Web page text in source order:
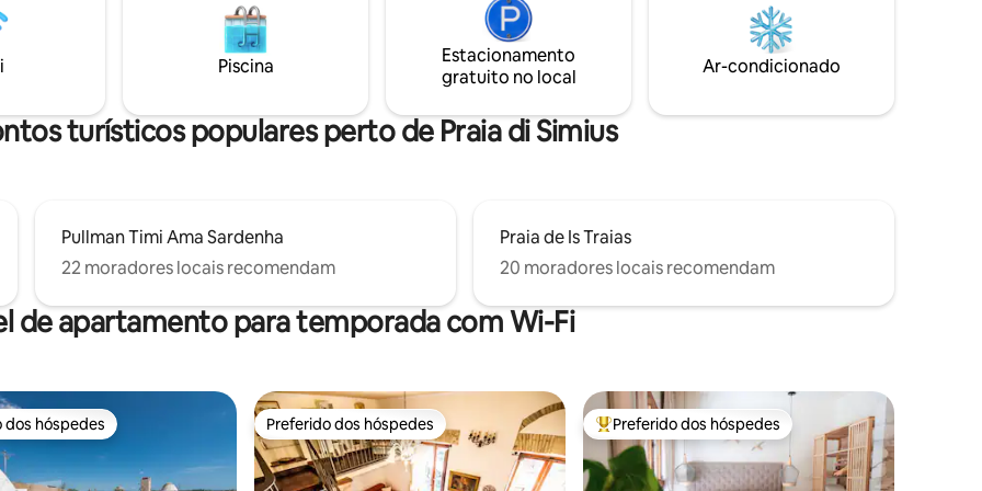
em seu oásis tranquilo no
delicie-se com sua experiência
de dia ou à noite, com a
e convidativa
estar com janelas deslizantes, cozinha
equipada e quartos aconchegantes para
um descanso perfeito.
enquanto as praias mais bonitas da
região estão a poucos minutos de carro.
Mar, relaxamento e entardeceres
inesquecíveis esperam por você em
Piscina
Estacionamento
gratuito no local
Ar-condicionado
turísticos populares perto de Praia di Simius
Pullman Timi Ama Sardenha
22 moradores locais recomendam
Praia de Is Traias
20 moradores locais recomendam
de apartamento para temporada com Wi-Fi
dos hóspedes
dos hóspedes Preferido dos hóspedes
Preferido dos hóspedes Entre os melhores preferidos dos hóspedes
Preferido dos hóspedes